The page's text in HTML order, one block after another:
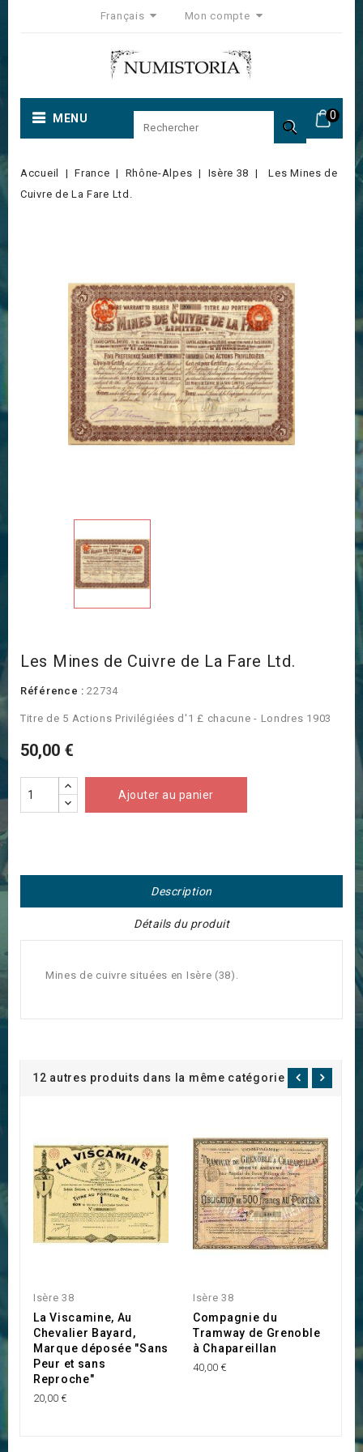
Français Mon compte
0
MENU 
Accueil France Rhône-Alpes Isère 38
Les Mines de
Cuivre de La Fare Ltd.
Les Mines de Cuivre de La Fare Ltd.
Référence : 22734
Titre de 5 Actions Privilégiées d'1 £ chacune - Londres 1903
50,00 €
Ajouter au panier
Description
Détails du produit
Mines de cuivre situées en Isère (38).
12 autres produits dans la même catégorie :
Isère 38
La Viscamine, Au
Chevalier Bayard,
Marque déposée "Sans
Peur et sans
Reproche"
20,00 €
Isère 38
Compagnie du
Tramway de Grenoble
à Chapareillan
40,00 €